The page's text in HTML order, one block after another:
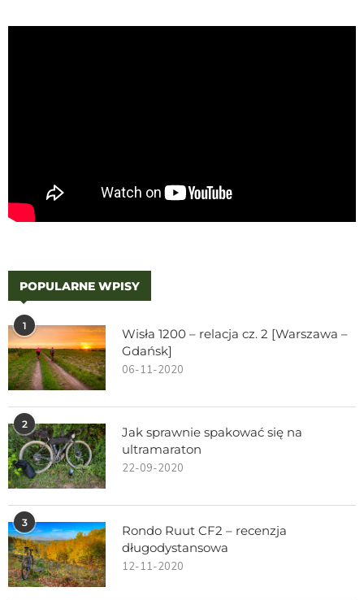
POPULARNE WPISY
1
Wisła 1200 – relacja cz. 2 [Warszawa –
Gdańsk]
06-11-2020
2
Jak sprawnie spakować się na
ultramaraton
22-09-2020
3
Rondo Ruut CF2 – recenzja
długodystansowa
12-11-2020